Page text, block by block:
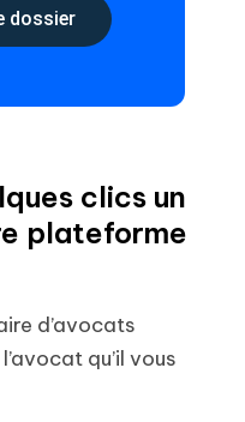
dossier
clics un
plateforme
d’avocats
qu’il vous